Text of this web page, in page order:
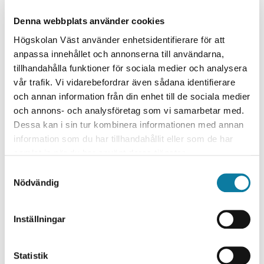
Denna webbplats använder cookies
Högskolan Väst använder enhetsidentifierare för att
anpassa innehållet och annonserna till användarna,
tillhandahålla funktioner för sociala medier och analysera
vår trafik. Vi vidarebefordrar även sådana identifierare
och annan information från din enhet till de sociala medier
och annons- och analysföretag som vi samarbetar med.
Dessa kan i sin tur kombinera informationen med annan
information som du har tillhandahållit eller som de har
Nödvändig
Inställningar
Statistik
Ansvarig för utbildningen är
Paul Kah, professor i
svetsteknologi, Högskolan Väst
Utbildningens innehåll:
Konventionella svetsprocesser
Svetsmetallurgi av järnbaserade legeringar
Tillämpad svetsteknik
Avancerade svetsprocesser
Svetsmetallurgi för avancerade material
Kvalitetskontroll för svetsapplikationer
Mer detaljerad information om utbildningen
Film från European Welding Federation
visar vilka
Examination